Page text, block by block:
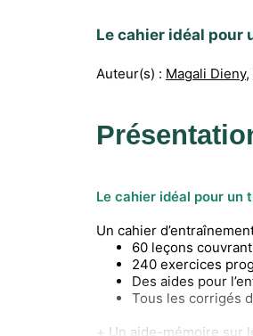
Le cahier idéal pour
Auteur(s) : Magali Dieny,
Le cahier idéal pour un
Un cahier
60 leçons
240 exercices
Des aides pour
Tous les corrigés
+ Un aide-mémoire sur